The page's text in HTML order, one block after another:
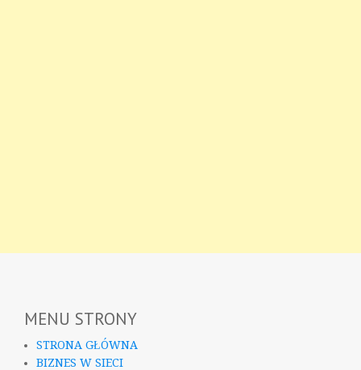
MENU STRONY
STRONA GŁÓWNA
BIZNES W SIECI